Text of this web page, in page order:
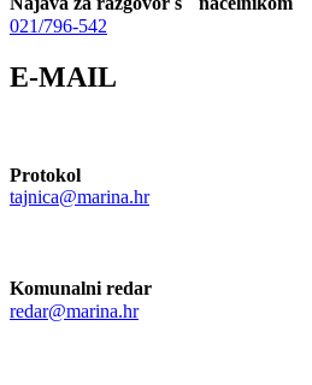
021/796-542
E-MAIL
Protokol
tajnica@marina.hr
Komunalni redar
redar@marina.hr